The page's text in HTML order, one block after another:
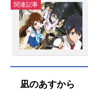
関連記事
凪のあすから